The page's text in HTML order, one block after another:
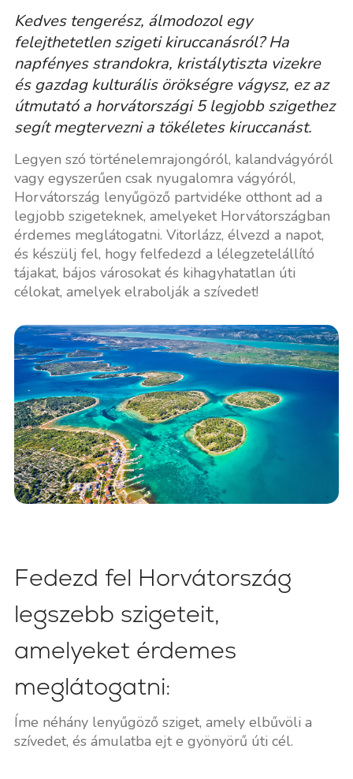
Kedves tengerész, álmodozol egy
felejthetetlen szigeti kiruccanásról? Ha
napfényes strandokra, kristálytiszta vizekre
és gazdag kulturális örökségre vágysz, ez az
útmutató a horvátországi 5 legjobb szigethez
segít megtervezni a tökéletes kiruccanást.
Legyen szó történelemrajongóról, kalandvágyóról
vagy egyszerűen csak nyugalomra vágyóról,
Horvátország lenyűgöző partvidéke otthont ad a
legjobb szigeteknek, amelyeket Horvátországban
érdemes meglátogatni. Vitorlázz, élvezd a napot,
és készülj fel, hogy felfedezd a lélegzetelállító
tájakat, bájos városokat és kihagyhatatlan úti
célokat, amelyek elrabolják a szívedet!
Fedezd fel Horvátország
legszebb szigeteit,
amelyeket érdemes
meglátogatni:
Íme néhány lenyűgöző sziget, amely elbűvöli a
szívedet, és ámulatba ejt e gyönyörű úti cél.